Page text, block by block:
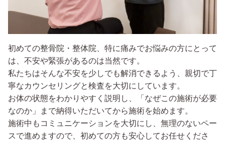
初めての整骨院・整体院、特に痛みでお悩みの方にとって
は、不安や緊張があるのは当然です。
私たちはそんな不安を少しでも解消できるよう、親切で丁
寧なカウンセリングと検査を大切にしています。
お体の状態をわかりやすく説明し、「なぜこの施術が必要
なのか」まで納得いただいてから施術を始めます。
施術中もコミュニケーションを大切にし、無理のないペー
スで進めますので、初めての方も安心してお任せくださ